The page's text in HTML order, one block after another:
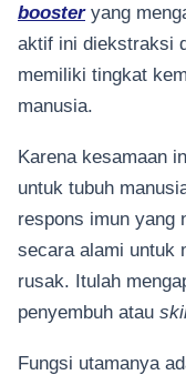
boosteryang
aktif ini diekstraksi
memiliki tingkat
manusia.
Karena kesamaan
untuk tubuh
respons imun yang
secara alami untuk
rusak. Itulah
penyembuh atau
Fungsi utamanya